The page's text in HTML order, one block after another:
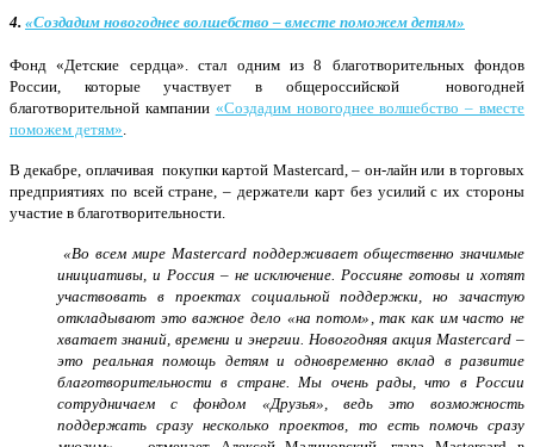
4. «Создадим новогоднее волшебство – вместе поможем детям»
Фонд «Детские сердца». стал одним из 8 благотворительных фондов
России, которые участвует в общероссийской новогодней
благотворительной кампании «Создадим новогоднее волшебство – вместе
поможем детям».
В декабре, оплачивая покупки картой Mastercard, – он-лайн или в торговых
предприятиях по всей стране, – держатели карт без усилий с их стороны
участие в благотворительности.
«Во всем мире Mastercard поддерживает общественно значимые
инициативы, и Россия – не исключение. Россияне готовы и хотят
участвовать в проектах социальной поддержки, но зачастую
откладывают это важное дело «на потом», так как им часто не
хватает знаний, времени и энергии. Новогодняя акция Mastercard –
это реальная помощь детям и одновременно вклад в развитие
благотворительности в стране. Мы очень рады, что в России
сотрудничаем с фондом «Друзья», ведь это возможность
поддержать сразунесколько проектов, то есть помочь сразу